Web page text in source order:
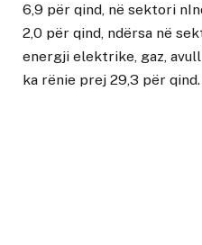
6,9 për qind, në sektori
2,0 për qind, ndërsa në
energji elektrike, gaz,
ka rënie prej 29,3 për qind.